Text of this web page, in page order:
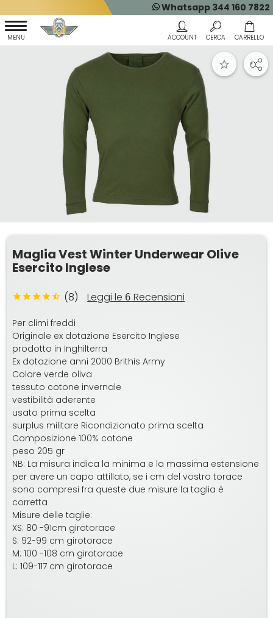
Whatsapp 344 160 7822
Maglia Vest Winter Underwear Olive
Esercito Inglese
(8) Leggi le 6 Recensioni
Per climi freddi
Originale ex dotazione Esercito Inglese
prodotto in Inghilterra
Ex dotazione anni 2000 Brithis Army
Colore verde oliva
tessuto cotone invernale
vestibilità aderente
usato prima scelta
surplus militare Ricondizionato prima scelta
Composizione 100% cotone
peso 205 gr
NB: La misura indica la minima e la massima estensione
per avere un capo attillato, se i cm del vostro torace
sono compresi fra queste due misure la taglia è
corretta
Misure delle taglie:
XS: 80 -91cm girotorace
S: 92-99 cm girotorace
M: 100 -108 cm girotorace
L: 109-117 cm girotorace